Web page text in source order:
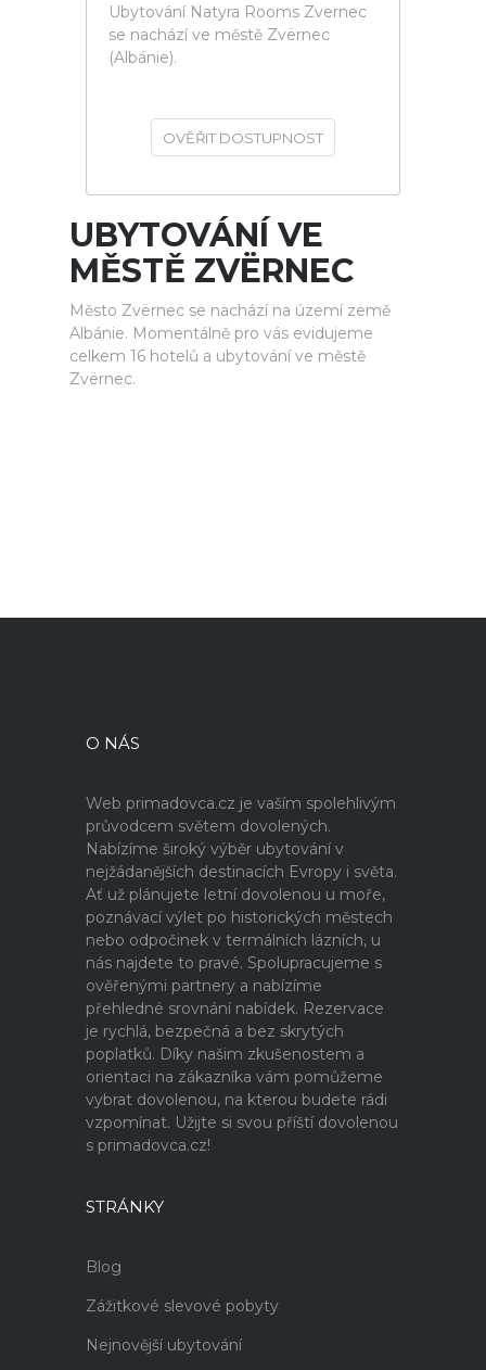
Ubytování Natyra Rooms Zvernec
se nachází ve městě Zvërnec
(Albánie).
OVĚŘIT DOSTUPNOST
UBYTOVÁNÍ VE
MĚSTĚ ZVËRNEC
Město Zvërnec se nachází na území země
Albánie. Momentálně pro vás evidujeme
celkem 16 hotelů a ubytování ve městě
Zvërnec.
O NÁS
Web primadovca.cz je vaším spolehlivým
průvodcem světem dovolených.
Nabízíme široký výběr ubytování v
nejžádanějších destinacích Evropy i světa.
Ať už plánujete letní dovolenou u moře,
poznávací výlet po historických městech
nebo odpočinek v termálních lázních, u
nás najdete to pravé. Spolupracujeme s
ověřenými partnery a nabízíme
přehledné srovnání nabídek. Rezervace
je rychlá, bezpečná a bez skrytých
poplatků. Díky našim zkušenostem a
orientaci na zákazníka vám pomůžeme
vybrat dovolenou, na kterou budete rádi
vzpomínat. Užijte si svou příští dovolenou
s primadovca.cz!
STRÁNKY
Blog
Zážitkové slevové pobyty
Nejnovější ubytování